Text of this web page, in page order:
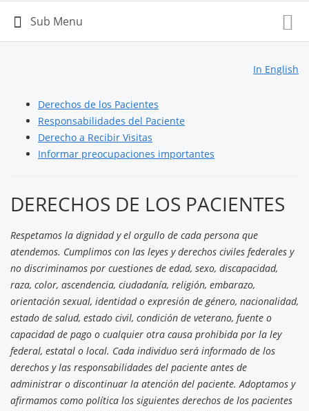
In English
Derechos de los Pacientes
Responsabilidades del Paciente
Derecho a Recibir Visitas
Informar preocupaciones importantes
DERECHOS DE LOS PACIENTES
Respetamos la dignidad y el orgullo de cada persona que
atendemos. Cumplimos con las leyes y derechos civiles federales y
no discriminamos por cuestiones de edad, sexo, discapacidad,
raza, color, ascendencia, ciudadanía, religión, embarazo,
orientación sexual, identidad o expresión de género, nacionalidad,
estado de salud, estado civil, condición de veterano, fuente o
capacidad de pago o cualquier otra causa prohibida por la ley
federal, estatal o local. Cada individuo será informado de los
derechos y las responsabilidades del paciente antes de
administrar o discontinuar la atención del paciente. Adoptamos y
afirmamos como política los siguientes derechos de los pacientes